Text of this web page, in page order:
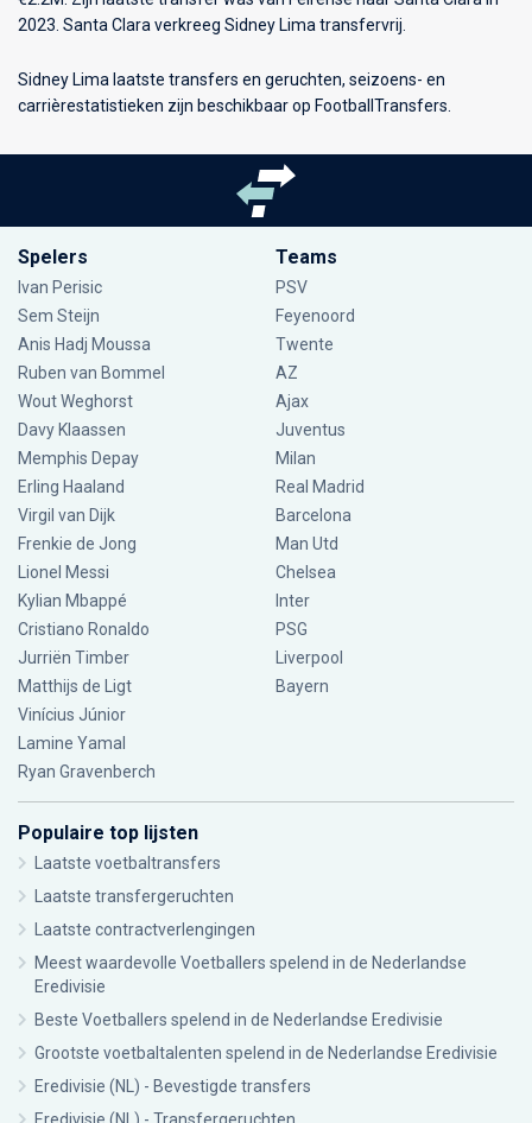
2023. Santa Clara verkreeg Sidney Lima transfervrij.
Sidney Lima laatste transfers en geruchten, seizoens- en
carrièrestatistieken zijn beschikbaar op FootballTransfers.
Spelers
Ivan Perisic
Sem Steijn
Anis Hadj Moussa
Ruben van Bommel
Wout Weghorst
Davy Klaassen
Memphis Depay
Erling Haaland
Virgil van Dijk
Frenkie de Jong
Lionel Messi
Kylian Mbappé
Cristiano Ronaldo
Jurriën Timber
Matthijs de Ligt
Vinícius Júnior
Lamine Yamal
Ryan Gravenberch
Teams
PSV
Feyenoord
Twente
AZ
Ajax
Juventus
Milan
Real Madrid
Barcelona
Man Utd
Chelsea
Inter
PSG
Liverpool
Bayern
Populaire top lijsten
Laatste voetbaltransfers
Laatste transfergeruchten
Laatste contractverlengingen
Meest waardevolle Voetballers spelend in de Nederlandse
Eredivisie
Beste Voetballers spelend in de Nederlandse Eredivisie
Grootste voetbaltalenten spelend in de Nederlandse Eredivisie
Eredivisie (NL) - Bevestigde transfers